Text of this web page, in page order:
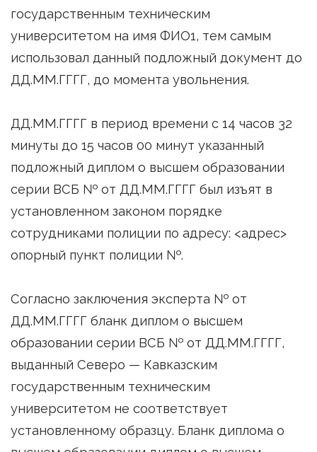
государственным техническим
университетом на имя ФИО1, тем самым
использовал данный подложный документ до
ДД.ММ.ГГГГ, до момента увольнения.
ДД.ММ.ГГГГ в период времени с 14 часов 32
минуты до 15 часов 00 минут указанный
подложный диплом о высшем образовании
серии ВСБ № от ДД.ММ.ГГГГ был изъят в
установленном законом порядке
сотрудниками полиции по адресу: <адрес>
опорный пункт полиции №.
Согласно заключения эксперта № от
ДД.ММ.ГГГГ бланк диплом о высшем
образовании серии ВСБ № от ДД.ММ.ГГГГ,
выданный Северо — Кавказским
государственным техническим
университетом не соответствует
установленному образцу. Бланк диплома о